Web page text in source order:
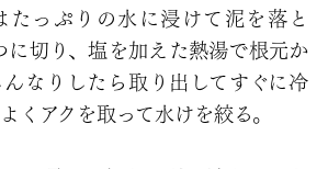
たっぷりの水に浸けて泥を落と
に切り、塩を加えた熱湯で根元か
なりしたら取り出してすぐに冷
くアクを取って水けを絞る。